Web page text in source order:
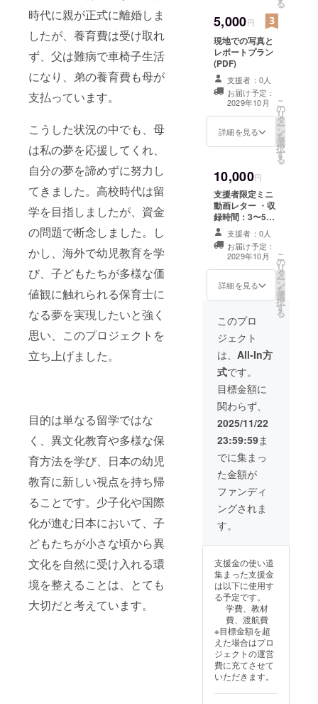
時代に親が正式に離婚しま
したが、養育費は受け取れ
ず、父は難病で車椅子生活
になり、弟の養育費も母が
支払っています。
こうした状況の中でも、母
は私の夢を応援してくれ、
自分の夢を諦めずに努力し
てきました。高校時代は留
学を目指しましたが、資金
の問題で断念しました。し
かし、海外で幼児教育を学
び、子どもたちが多様な価
値観に触れられる保育士に
なる夢を実現したいと強く
思い、このプロジェクトを
立ち上げました。
目的は単なる留学ではな
く、異文化教育や多様な保
育方法を学び、日本の幼児
教育に新しい視点を持ち帰
ることです。少子化や国際
化が進む日本において、子
どもたちが小さな頃から異
文化を自然に受け入れる環
境を整えることは、とても
大切だと考えています。
る
5,000円
現地での写真と
レポートプラン
(PDF)
支援者：0人
お届け予定：
2029年10月
詳細を見る
こ
の
リ
タ
ー
ン
を
選
択
す
る
10,000円
支援者限定ミニ
動画レター ・収
録時間：3〜5分
程度 ・内容：支
援者様へ向けた
感謝のメッセー
ジや近況報告を
収録したオリジ
ナル動画レター
用URLをお送り
します
支援者：0人
お届け予定：
2029年10月
詳細を見る
こ
の
リ
タ
ー
ン
を
選
択
す
る
このプロ
ジェクト
は、 All-In方
式です。
目標金額に
関わらず、
2025/11/22
23:59:59ま
でに集まっ
た金額が
ファンディ
ングされま
す。
支援金の使い道
集まった支援金
は以下に使用す
る予定です。
学費、教材
費、渡航費
※目標金額を超
えた場合はプロ
ジェクトの運営
費に充てさせて
いただきます。